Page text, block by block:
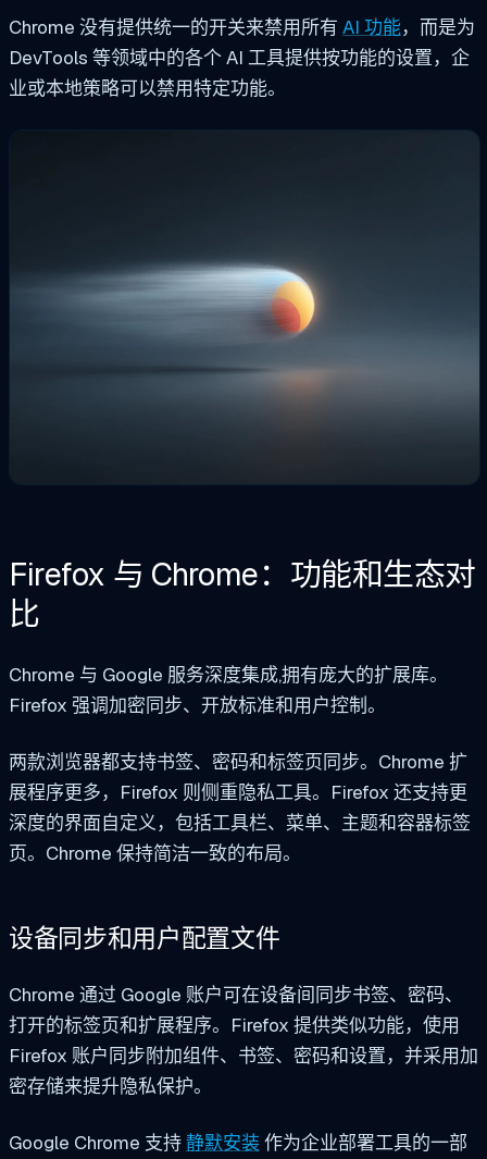
Chrome 没有提供统一的开关来禁用所有 AI 功能，而是为
DevTools 等领域中的各个 AI 工具提供按功能的设置，企
业或本地策略可以禁用特定功能。
Firefox 与 Chrome：功能和生态对
比
Chrome 与 Google 服务深度集成,拥有庞大的扩展库。
Firefox 强调加密同步、开放标准和用户控制。
两款浏览器都支持书签、密码和标签页同步。Chrome 扩
展程序更多，Firefox 则侧重隐私工具。Firefox 还支持更
深度的界面自定义，包括工具栏、菜单、主题和容器标签
页。Chrome 保持简洁一致的布局。
设备同步和用户配置文件
Chrome 通过 Google 账户可在设备间同步书签、密码、
打开的标签页和扩展程序。Firefox 提供类似功能，使用
Firefox 账户同步附加组件、书签、密码和设置，并采用加
密存储来提升隐私保护。
Google Chrome 支持静默安装作为企业部署工具的一部